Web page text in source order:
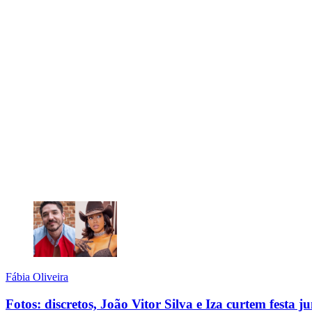
Fábia Oliveira
Fotos: discretos, João Vitor Silva e Iza curtem festa